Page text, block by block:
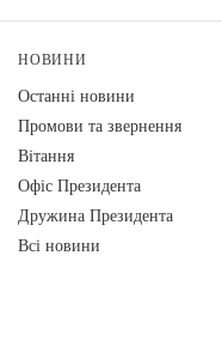
НОВИНИ
Останні новини
Промови та звернення
Вiтання
Офіс Президента
Дружина Президента
Всі новини